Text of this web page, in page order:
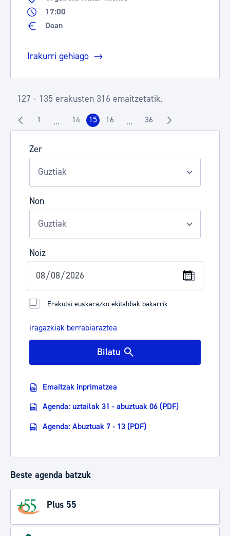
Zer
Non
Noiz
Erakutsi euskarazko ekitaldiak bakarrik
iragazkiak berrabiaraztea
Bilatu
Emaitzak inprimatzea
Agenda: uztailak 31 - abuztuak 06 (PDF)
Agenda: Abuztuak 7 - 13 (PDF)
Beste agenda batzuk
Plus 55
17:00
Doan
Irakurri gehiago
127 - 135 erakusten 316 emaitzetatik.
Orrialdea
1 ...Intermediate Pages Use TAB to navigate.
Orrialdea
14 Orrialdea
15 Orrialdea
16 ...Intermediate Pages Use TAB
Orrialdea
36